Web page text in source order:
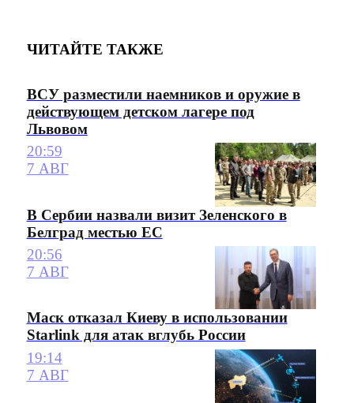
ЧИТАЙТЕ ТАКЖЕ
ВСУ разместили наемников и оружие в
действующем детском лагере под
Львовом
20:59
7 АВГ
В Сербии назвали визит Зеленского в
Белград местью ЕС
20:56
7 АВГ
Маск отказал Киеву в использовании
Starlink для атак вглубь России
19:14
7 АВГ